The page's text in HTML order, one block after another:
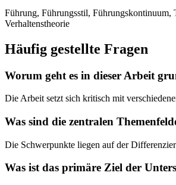
Führung, Führungsstil,
Verhaltenstheorie
Häufig gestellte Fragen
Worum geht es in dieser Arbeit
Die Arbeit setzt sich kritisch mit
Was sind die zentralen
Die Schwerpunkte liegen auf der
Was ist das primäre Ziel der